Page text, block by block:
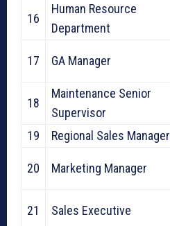
16
Human Resource
Department
17 GA Manager
18
Maintenance Senior
Supervisor
19
Regional Sales Manager
20 Marketing Manager
21 Sales Executive